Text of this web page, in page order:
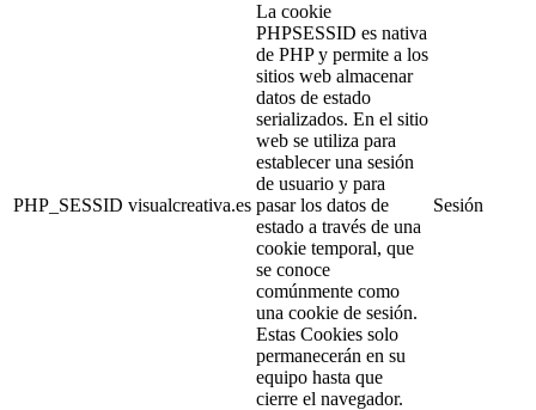
PHP_SESSID visualcreativa.es
La cookie
PHPSESSID es nativa
de PHP y permite a los
sitios web almacenar
datos de estado
serializados. En el sitio
web se utiliza para
establecer una sesión
de usuario y para
pasar los datos de
estado a través de una
cookie temporal, que
se conoce
comúnmente como
una cookie de sesión.
Estas Cookies solo
permanecerán en su
equipo hasta que
cierre el navegador.
Sesión